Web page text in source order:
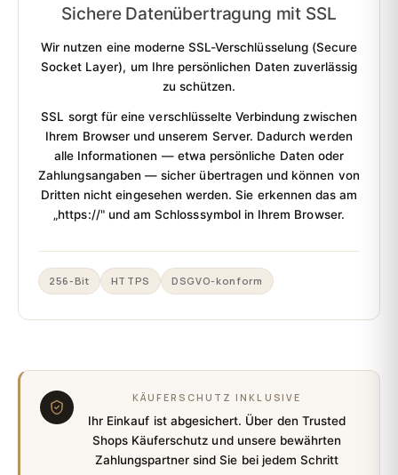
Sichere Datenübertragung mit SSL
Wir nutzen eine moderneSSL-Verschlüsselung(Secure
Socket Layer), um Ihre persönlichen Daten zuverlässig
zu schützen.
SSL sorgt für eine verschlüsselte Verbindung zwischen
Ihrem Browser und unserem Server. Dadurch werden
alle Informationen — etwa persönliche Daten oder
Zahlungsangaben — sicher übertragen und können von
Dritten nicht eingesehen werden. Sie erkennen das am
„https://"und am Schlosssymbol in Ihrem Browser.
256-Bit HTTPS DSGVO-konform
KÄUFERSCHUTZ INKLUSIVE
Ihr Einkauf ist abgesichert. Über den Trusted
Shops Käuferschutz und unsere bewährten
Zahlungspartner sind Sie bei jedem Schritt